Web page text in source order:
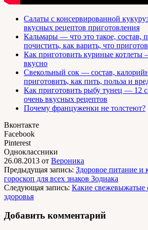
Салаты с консервированной
вкусных рецептов приготовления
Кальмары — что это такое, состав,
почистить, как варить, что
Как приготовить куриные котлеты
вкусно
Свекольный сок — состав,
приготовить, как пить, польза и
Как приготовить рыбу тунец — 12
очень вкусных рецептов
Почему француженки не толстеют?
Вконтакте
Facebook
Pinterest
Одноклассники
26.08.2013 от Вероника
Предыдущая запись: Здоровое питание и
гороскоп для всех знаков Зодиака
Следующая запись: Какие свежевыжатые
здоровья
Добавить комментарий